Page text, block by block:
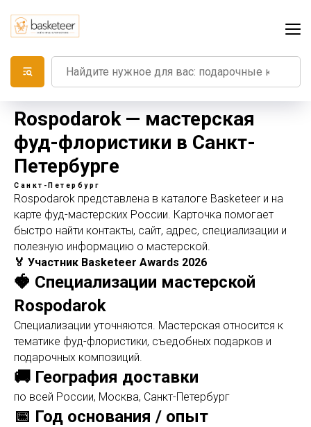
Rospodarok — мастерская
фуд-флористики в Санкт-
Петербурге
Санкт-Петербург
Rospodarok представлена в каталоге Basketeer и на
карте фуд-мастерских России. Карточка помогает
быстро найти контакты, сайт, адрес, специализации и
полезную информацию о мастерской.
🏅 Участник Basketeer Awards 2026
🍓 Специализации мастерской
Rospodarok
Специализации уточняются. Мастерская относится к
тематике фуд-флористики, съедобных подарков и
подарочных композиций.
🚚 География доставки
по всей России, Москва, Санкт-Петербург
📅 Год основания / опыт